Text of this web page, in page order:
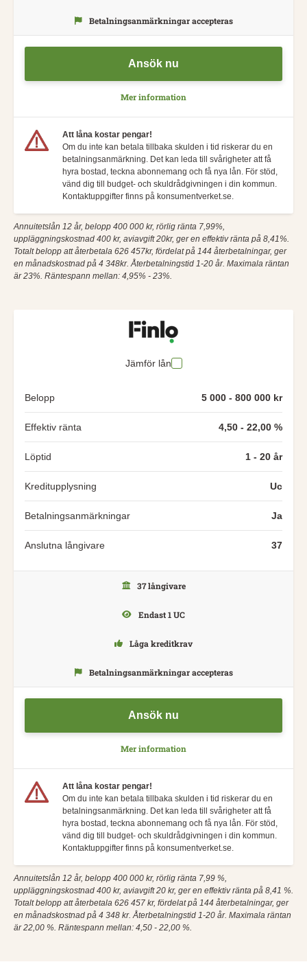
Ansök nu
Mer information
Betalningsanmärkningar accepteras
Att låna kostar pengar!
Om du inte kan betala tillbaka skulden i tid riskerar du en
betalningsanmärkning. Det kan leda till svårigheter att få
hyra bostad, teckna abonnemang och få nya lån. För stöd,
vänd dig till budget- och skuldrådgivningen i din kommun.
Kontaktuppgifter finns på konsumentverket.se.
Annuitetslån 12 år, belopp 400 000 kr, rörlig ränta 7,99%,
uppläggningskostnad 400 kr, aviavgift 20kr, ger en effektiv ränta på 8,41%.
Totalt belopp att återbetala 626 457kr, fördelat på 144 återbetalningar, ger
en månadskostnad på 4 348kr. Återbetalningstid 1-20 år. Maximala räntan
är 23%. Räntespann mellan: 4,95% - 23%.
Jämför lån
Belopp 5 000 - 800 000 kr
Effektiv ränta 4,50 - 22,00 %
Löptid 1 - 20 år
Kreditupplysning Uc
Betalningsanmärkningar Ja
Anslutna långivare 37
Ansök nu
Mer information
37 långivare
Endast 1 UC
Låga kreditkrav
Betalningsanmärkningar accepteras
Att låna kostar pengar!
Om du inte kan betala tillbaka skulden i tid riskerar du en
betalningsanmärkning. Det kan leda till svårigheter att få
hyra bostad, teckna abonnemang och få nya lån. För stöd,
vänd dig till budget- och skuldrådgivningen i din kommun.
Kontaktuppgifter finns på konsumentverket.se.
Annuitetslån 12 år, belopp 400 000 kr, rörlig ränta 7,99 %,
uppläggningskostnad 400 kr, aviavgift 20 kr, ger en effektiv ränta på 8,41 %.
Totalt belopp att återbetala 626 457 kr, fördelat på 144 återbetalningar, ger
en månadskostnad på 4 348 kr. Återbetalningstid 1-20 år. Maximala räntan
är 22,00 %. Räntespann mellan: 4,50 - 22,00 %.